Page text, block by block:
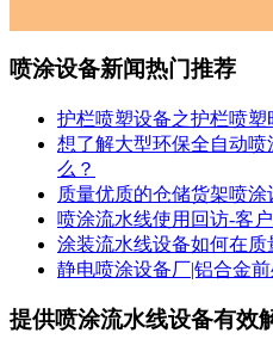
喷涂设备新闻热门推荐
护栏喷塑设备之护栏喷塑
想了解大型环保全自动
么？
质量优质的仓储货架喷涂
喷涂流水线使用回访-客
涂装流水线设备如何在
静电喷涂设备厂|铝合金
提供喷涂流水线设备有效